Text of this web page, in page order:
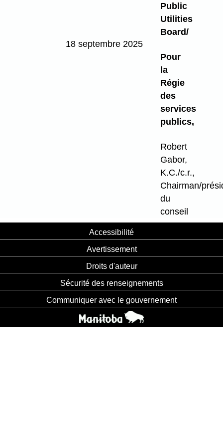
Public
Utilities
Board/
18 septembre 2025
Pour
la
Régie
des
services
publics,
Robert
Gabor,
K.C./c.r.,
Chairman/
du
conseil
Accessibilité
Avertissement
Droits d'auteur
Sécurité des renseignements
Communiquer avec le gouvernement